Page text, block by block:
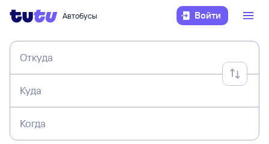
Автобусы Войти
Откуда
Куда
Когда